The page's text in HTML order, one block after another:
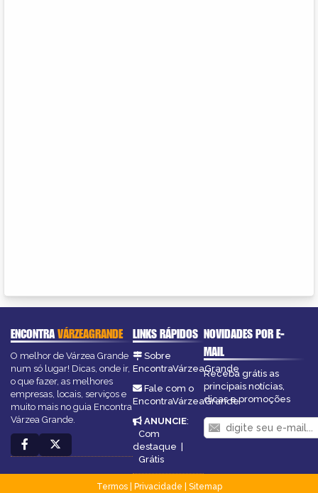
ENCONTRAVÁRZEAGRANDE
O melhor de Várzea Grande
num só lugar! Dicas, onde ir,
o que fazer, as melhores
empresas, locais, serviços e
muito mais no guia Encontra
Várzea Grande.
LINKS RÁPIDOS
Sobre
EncontraVárzeaGrande
Fale com o
EncontraVárzeaGrande
ANUNCIE:
Com
destaque |
Grátis
NOVIDADES POR E-
MAIL
Receba grátis as
principais notícias,
dicas e promoções
Termos| Privacidade
Sitemap